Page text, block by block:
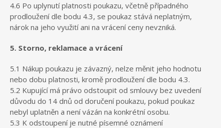
4.6 Po uplynutí platnosti poukazu, včetně případného
prodloužení dle bodu 4.3, se poukaz stává neplatným,
nárok na jeho využití ani na vrácení ceny nevzniká.
5. Storno, reklamace a vrácení
5.1 Nákup poukazu je závazný, nelze měnit jeho hodnotu
nebo dobu platnosti, kromě prodloužení dle bodu 4.3.
5.2 Kupující má právo odstoupit od smlouvy bez uvedení
důvodu do 14 dnů od doručení poukazu, pokud poukaz
nebyl uplatněn a není vázán na konkrétní osobu.
5.3 K odstoupení je nutné písemné oznámení